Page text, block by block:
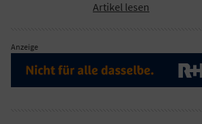
Artikel lesen
Anzeige